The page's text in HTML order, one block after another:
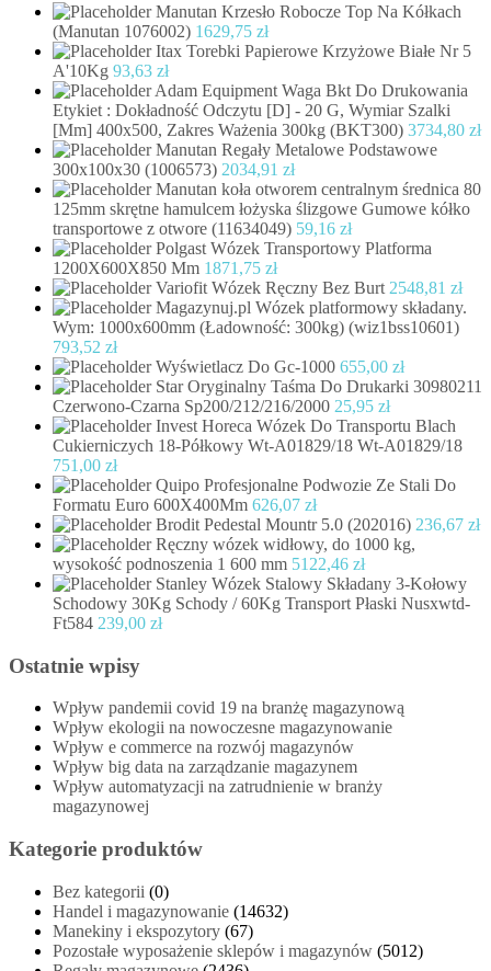
Manutan Krzesło Robocze Top Na Kółkach
(Manutan 1076002) 1629,75 zł
Itax Torebki Papierowe Krzyżowe Białe Nr 5
A'10Kg 93,63 zł
Adam Equipment Waga Bkt Do Drukowania
Etykiet : Dokładność Odczytu [D] - 20 G, Wymiar Szalki
[Mm] 400x500, Zakres Ważenia 300kg (BKT300) 3734,80 zł
Manutan Regały Metalowe Podstawowe
300x100x30 (1006573) 2034,91 zł
Manutan koła otworem centralnym średnica 80
125mm skrętne hamulcem łożyska ślizgowe Gumowe kółko
transportowe z otwore (11634049) 59,16 zł
Polgast Wózek Transportowy Platforma
1200X600X850 Mm 1871,75 zł
Variofit Wózek Ręczny Bez Burt 2548,81 zł
Magazynuj.pl Wózek platformowy składany.
Wym: 1000x600mm (Ładowność: 300kg) (wiz1bss10601)
793,52 zł
Wyświetlacz Do Gc-1000 655,00 zł
Star Oryginalny Taśma Do Drukarki 30980211
Czerwono-Czarna Sp200/212/216/2000 25,95 zł
Invest Horeca Wózek Do Transportu Blach
Cukierniczych 18-Półkowy Wt-A01829/18 Wt-A01829/18
751,00 zł
Quipo Profesjonalne Podwozie Ze Stali Do
Formatu Euro 600X400Mm 626,07 zł
Brodit Pedestal Mountr 5.0 (202016) 236,67 zł
Ręczny wózek widłowy, do 1000 kg,
wysokość podnoszenia 1 600 mm 5122,46 zł
Stanley Wózek Stalowy Składany 3-Kołowy
Schodowy 30Kg Schody / 60Kg Transport Płaski Nusxwtd-
Ft584 239,00 zł
Ostatnie wpisy
Wpływ pandemii covid 19 na branżę magazynową
Wpływ ekologii na nowoczesne magazynowanie
Wpływ e commerce na rozwój magazynów
Wpływ big data na zarządzanie magazynem
Wpływ automatyzacji na zatrudnienie w branży
magazynowej
Kategorie produktów
Bez kategorii (0)
Handel i magazynowanie (14632)
Manekiny i ekspozytory (67)
Pozostałe wyposażenie sklepów i magazynów (5012)